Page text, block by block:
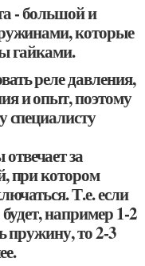
- большой и
которые
гайками.
реле давления,
и опыт, поэтому
специалисту
за
при котором
Т.е. если
например 1-2
пружину, то 2-3